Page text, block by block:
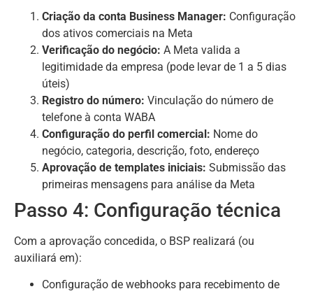
Criação da conta Business Manager: Configuração
dos ativos comerciais na Meta
Verificação do negócio: A Meta valida a
legitimidade da empresa (pode levar de 1 a 5 dias
úteis)
Registro do número: Vinculação do número de
telefone à conta WABA
Configuração do perfil comercial: Nome do
negócio, categoria, descrição, foto, endereço
Aprovação de templates iniciais: Submissão das
primeiras mensagens para análise da Meta
Passo 4: Configuração técnica
Com a aprovação concedida, o BSP realizará (ou
auxiliará em):
Configuração de webhooks para recebimento de